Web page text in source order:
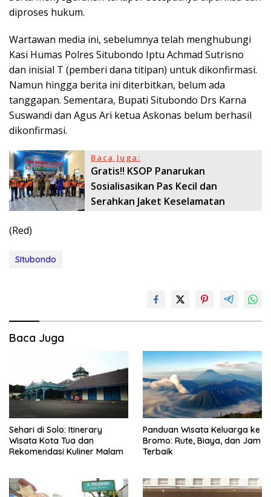
diproses hukum.
Wartawan media ini, sebelumnya telah menghubungi
Kasi Humas Polres Situbondo Iptu Achmad Sutrisno
dan inisial T (pemberi dana titipan) untuk dikonfirmasi.
Namun hingga berita ini diterbitkan, belum ada
tanggapan. Sementara, Bupati Situbondo Drs Karna
Suswandi dan Agus Ari ketua Askonas belum berhasil
dikonfirmasi.
Baca Juga:
Gratis!! KSOP Panarukan
Sosialisasikan Pas Kecil dan
Serahkan Jaket Keselamatan
(Red)
SItubondo
Baca Juga
Sehari di Solo: Itinerary
Wisata Kota Tua dan
Rekomendasi Kuliner Malam
Panduan Wisata Keluarga ke
Bromo: Rute, Biaya, dan Jam
Terbaik